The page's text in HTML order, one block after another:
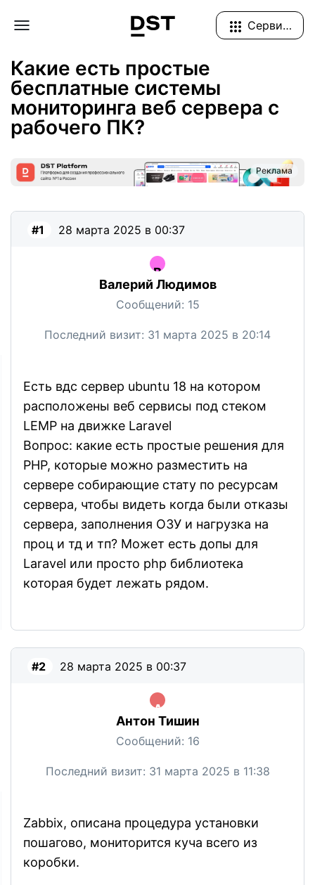
Navigation Menu Сервисы
Безопасность и оптимизация
Какие есть простые
бесплатные системы
мониторинга веб сервера с
рабочего ПК?
Реклама
#1 28 марта 2025 в 00:37
Валерий Людимов
Сообщений: 15
Последний визит: 31 марта 2025 в 20:14
Есть вдс сервер ubuntu 18 на котором
расположены веб сервисы под стеком
LEMP на движке Laravel
Вопрос: какие есть простые решения для
PHP, которые можно разместить на
сервере собирающие стату по ресурсам
сервера, чтобы видеть когда были отказы
сервера, заполнения ОЗУ и нагрузка на
проц и тд и тп? Может есть допы для
Laravel или просто php библиотека
которая будет лежать рядом.
#2 28 марта 2025 в 00:37
Антон Тишин
Сообщений: 16
Последний визит: 31 марта 2025 в 11:38
Zabbix, описана процедура установки
пошагово, мониторится куча всего из
коробки.